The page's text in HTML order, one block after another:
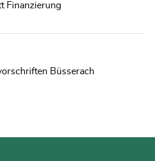
Finanzierung
Büsserach